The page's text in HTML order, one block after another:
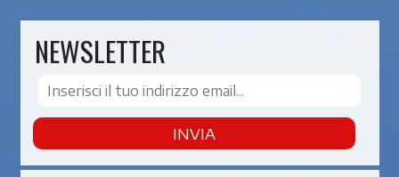
NEWSLETTER
INVIA